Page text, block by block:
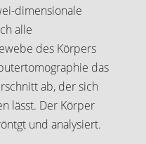
dimensionale
alle
des Körpers
das
ab, der sich
lässt. Der Körper
und analysiert.